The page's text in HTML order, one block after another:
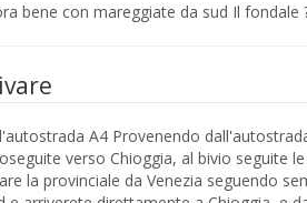
bene con mareggiate da sud Il
Padova est o a Padova Interporto e seguite la direzione
da Venezia seguendo sempre direzione Chioggia.